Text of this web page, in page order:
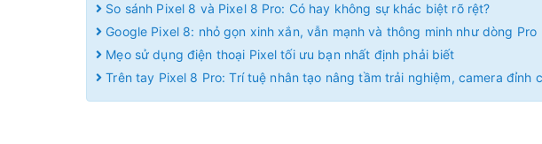
So sánh Pixel 8 và Pixel 8 Pro: Có hay không sự khác biệt rõ rệt?
Google Pixel 8: nhỏ gọn xinh xắn, vẫn mạnh và thông minh như dòng Pro
Mẹo sử dụng điện thoại Pixel tối ưu bạn nhất định phải biết
Trên tay Pixel 8 Pro: Trí tuệ nhân tạo nâng tầm trải nghiệm, camera đỉnh